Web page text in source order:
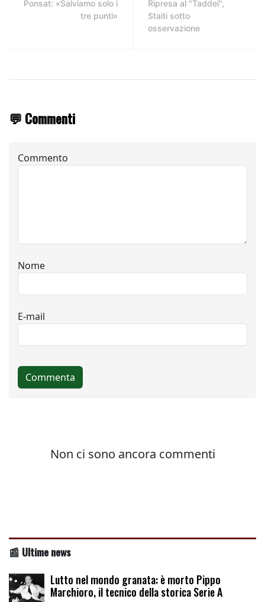
Ponsat: «Salviamo solo i
tre punti»
Ripresa al "Taddei",
Staiti sotto
osservazione
💬 Commenti
📰 Ultime news
Lutto nel mondo granata: è morto Pippo
Marchioro, il tecnico della storica Serie A